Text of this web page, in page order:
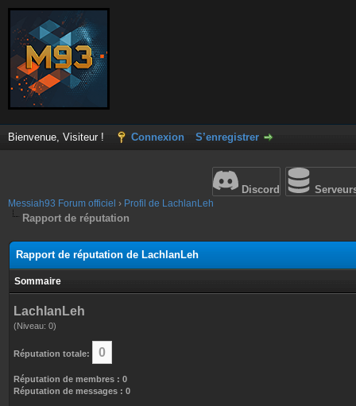
Bienvenue, Visiteur ! Connexion S’enregistrer
Discord
Messiah93 Forum officiel › Profil de LachlanLeh
Rapport de réputation
Rapport de réputation de LachlanLeh
Sommaire
LachlanLeh
(Niveau: 0)
Réputation totale: 0
Réputation de membres : 0
Réputation de messages : 0